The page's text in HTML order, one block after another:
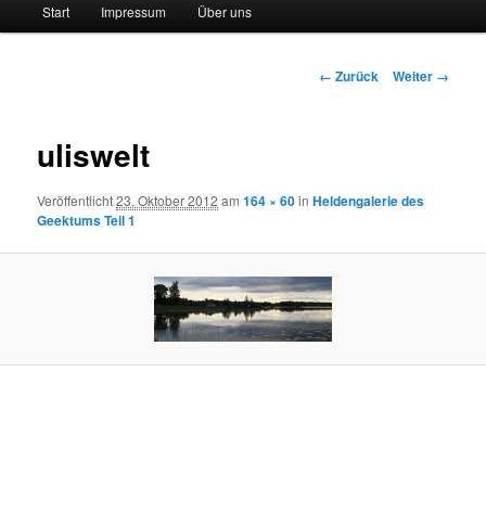
Start Impressum Über uns
Bilder-
← Zurück Weiter →
uliswelt
Veröffentlicht23. Oktober 2012 am164 × 60inHeldengalerie des
Geektums Teil 1